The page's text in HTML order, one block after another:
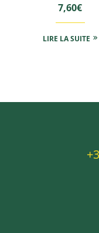
7,60€
LIRE LA SUITE